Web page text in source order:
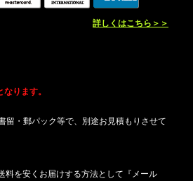
詳しくはこちら＞＞
ります。
留・郵パック等で、別途お見積もりさせて
料を安くお届けする方法として『メール